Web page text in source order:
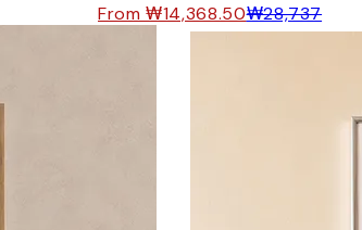
From ₩14,368.50₩28,737